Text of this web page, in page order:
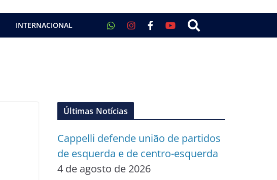
INTERNACIONAL
Últimas Notícias
Cappelli defende união de partidos
de esquerda e de centro-esquerda
4 de agosto de 2026